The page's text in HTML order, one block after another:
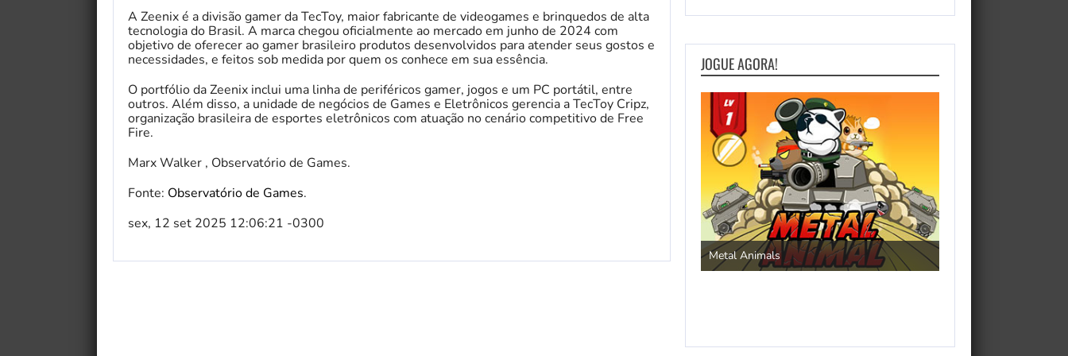
A Zeenix é a divisão gamer da TecToy, maior fabricante de videogames e brinquedos de alta
tecnologia do Brasil. A marca chegou oficialmente ao mercado em junho de 2024 com
objetivo de oferecer ao gamer brasileiro produtos desenvolvidos para atender seus gostos e
necessidades, e feitos sob medida por quem os conhece em sua essência.
O portfólio da Zeenix inclui uma linha de periféricos gamer, jogos e um PC portátil, entre
outros. Além disso, a unidade de negócios de Games e Eletrônicos gerencia a TecToy Cripz,
organização brasileira de esportes eletrônicos com atuação no cenário competitivo de Free
Fire.
Marx Walker , Observatório de Games.
Fonte: Observatório de Games.
sex, 12 set 2025 12:06:21 -0300
JOGUE AGORA!
Metal Animals